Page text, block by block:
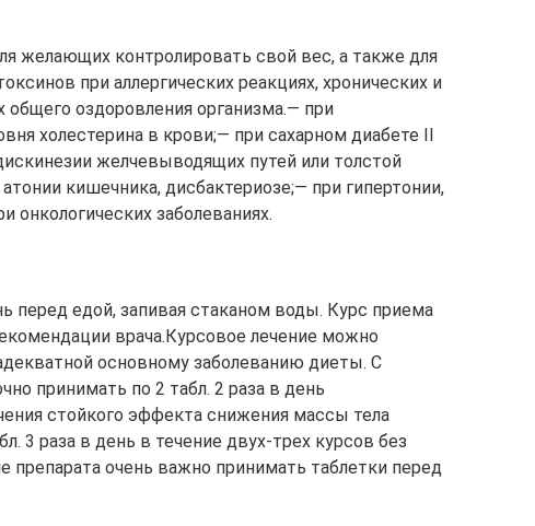
желающих контролировать свой вес, а также для
при аллергических реакциях, хронических и
общего оздоровления организма.— при
холестерина в крови;— при сахарном диабете II
желчевыводящих путей или толстой
кишечника, дисбактериозе;— при гипертонии,
онкологических заболеваниях.
перед едой, запивая стаканом воды. Курс приема
врача.Курсовое лечение можно
основному заболеванию диеты. С
принимать по 2 табл. 2 раза в день
стойкого эффекта снижения массы тела
3 раза в день в течение двух-трех курсов без
очень важно принимать таблетки перед